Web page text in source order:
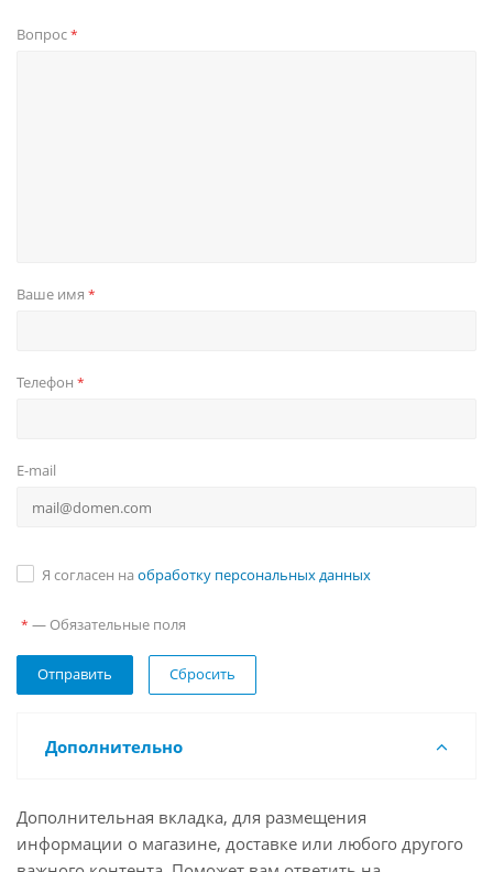
Вопрос*
Ваше имя *
Телефон *
E-mail
Я согласен на обработку персональных данных
* — Обязательные поля
Сбросить
Дополнительно
Дополнительная вкладка, для размещения
информации о магазине, доставке или любого другого